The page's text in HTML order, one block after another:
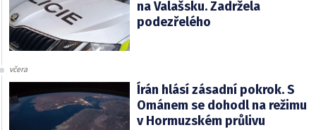
na Valašsku. Zadržela
podezřelého
včera
Írán hlásí zásadní pokrok. S
Ománem se dohodl na režimu
v Hormuzském průlivu